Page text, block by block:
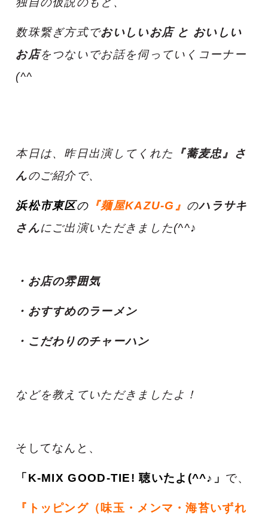
数珠繋ぎ方式でおいしいお店 と おいしい
お店をつないでお話を伺っていくコーナー
(^^ゞ
本日は、昨日出演してくれた 『蕎麦忠』さ
んのご紹介で、
浜松市東区の 『麺屋KAZU-G』 のハラサキ
さんにご出演いただきました(^^♪
・お店の雰囲気
・おすすめのラーメン
・こだわりのチャーハン
などを教えていただきましたよ！
そしてなんと、
「K-MIX GOOD-TIE! 聴いたよ(^^♪」 で、
『トッピング（味玉・メンマ・海苔いずれ